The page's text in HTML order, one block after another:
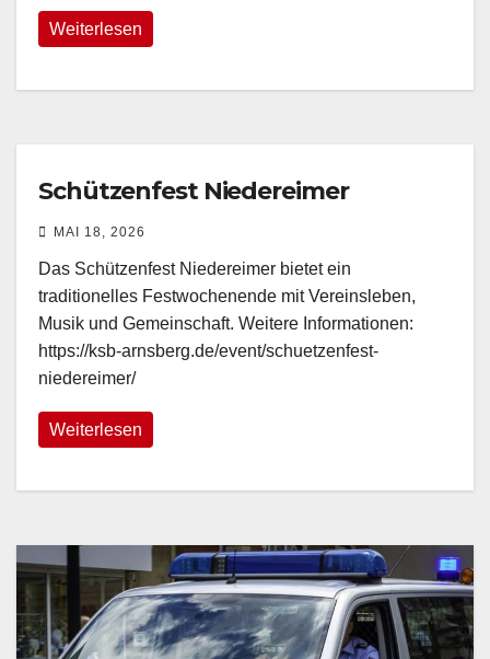
Weiterlesen
Schützenfest Niedereimer
MAI 18, 2026
Das Schützenfest Niedereimer bietet ein
traditionelles Festwochenende mit Vereinsleben,
Musik und Gemeinschaft. Weitere Informationen:
https://ksb-arnsberg.de/event/schuetzenfest-
niedereimer/
Weiterlesen